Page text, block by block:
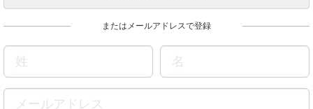
またはメールアドレスで登録